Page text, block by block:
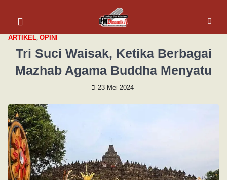
ARTIKEL, OPINI
Tri Suci Waisak, Ketika Berbagai
Mazhab Agama Buddha Menyatu
23 Mei 2024